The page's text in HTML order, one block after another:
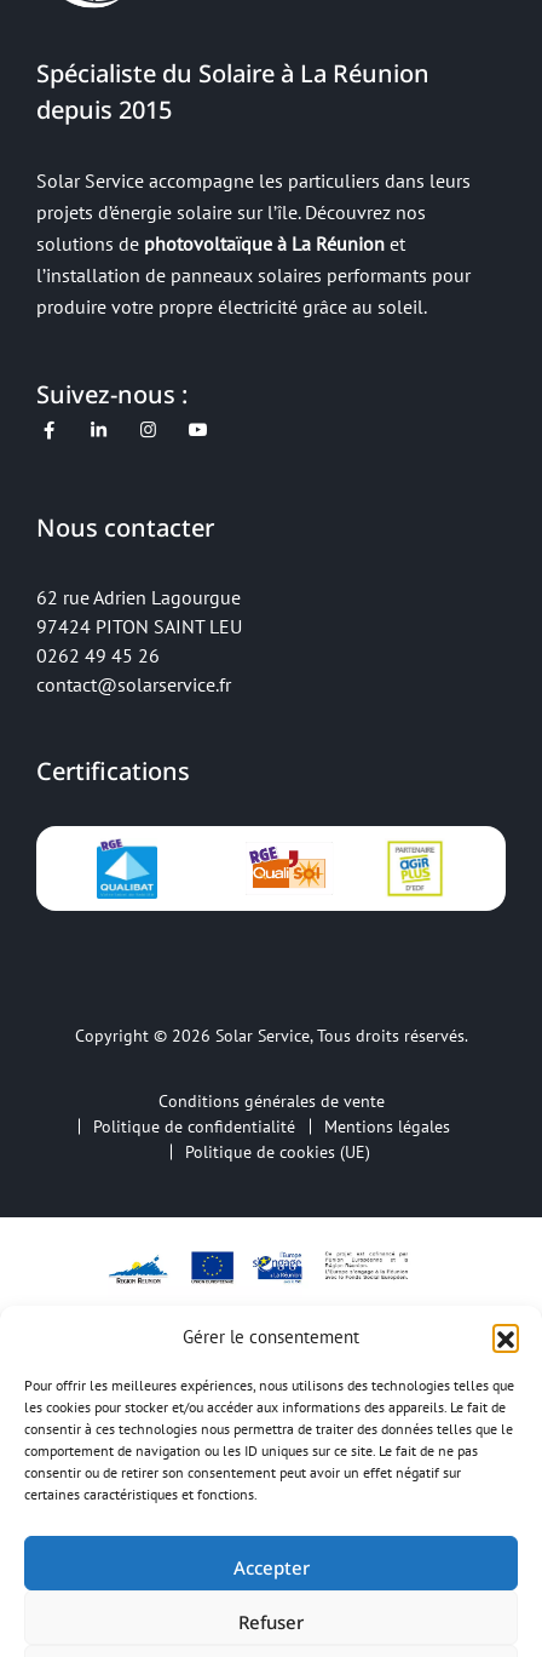
Gérer le consentement
Pour offrir les meilleures expériences, nous utilisons des technologies telles que
les cookies pour stocker et/ou accéder aux informations des appareils. Le fait de
consentir à ces technologies nous permettra de traiter des données telles que le
comportement de navigation ou les ID uniques sur ce site. Le fait de ne pas
consentir ou de retirer son consentement peut avoir un effet négatif sur
certaines caractéristiques et fonctions.
Accepter
Refuser
Spécialiste du Solaire à La Réunion
depuis 2015
Solar Service accompagne les particuliers dans leurs
projets d’énergie solaire sur l’île. Découvrez nos
solutions de photovoltaïque à La Réunion et
l’installation de panneaux solaires performants pour
produire votre propre électricité grâce au soleil.
Suivez-nous :
Nous contacter
62 rue Adrien Lagourgue
97424 PITON SAINT LEU
0262 49 45 26
contact@solarservice.fr
Certifications
Copyright © 2026 Solar Service, Tous droits réservés.
Conditions générales de vente
Politique de confidentialité
Mentions légales
Politique de cookies (UE)